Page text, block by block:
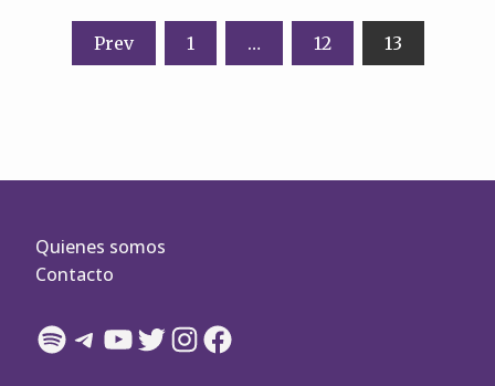
Navegación
de
Prev 1 … 12 13
Quienes somos
Contacto
Spotify
Telegram
YouTube
Twitter
Instagram
Facebook